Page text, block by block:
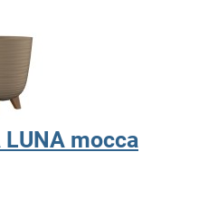
LUNA mocca